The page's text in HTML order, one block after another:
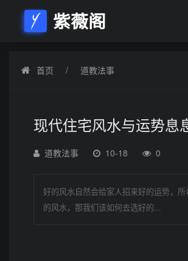
紫薇阁
首页 道教法事
现代住宅风水与运势息
道教法事 10-18 0
好的风水自然会给家人招来好的运势，
的风水，那我们该如何去选好的...